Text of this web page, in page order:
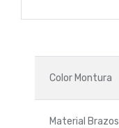
Color Montura
Material Brazos